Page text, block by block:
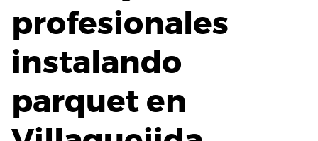
profesionales
instalando
parquet en